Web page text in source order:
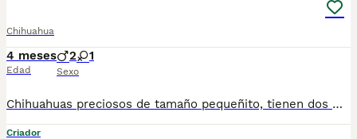
Chihuahua
4 meses
Edad
2 1
Sexo
Chihuahuas preciosos de tamaño pequeñito, tienen dos meses de edad, varios colores disponibles a elegir, se entregan en las mejores condiciones, muy bien cuidados, revisados por nuestro veterinario, vacunados, desparasitados, con cartilla veterinaria, microchip y garantía sanitaria por escrito vírica y genética, se pueden venir a ver sin compromiso cualquier día de la semana. Núcleo Zoológico: T-2500116
Criador